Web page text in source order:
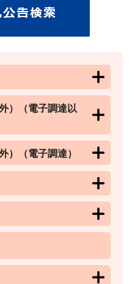
）（電子調達以
）（電子調達）